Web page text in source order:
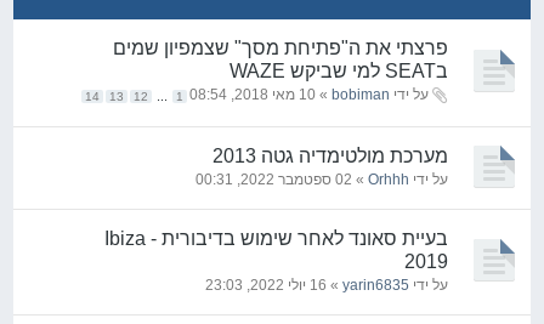
פרצתי את ה"פתיחת מסך" שצמפיון שמים
בSEAT למי שביקש WAZE
1
12
13
14 על ידי bobiman » 10 מאי 2018, 08:54
מערכת מולטימדיה גטה 2013
על ידי Orhhh » 02 ספטמבר 2022, 00:31
בעיית סאונד לאחר שימוש בדיבורית - Ibiza
2019
על ידי yarin6835 » 16 יולי 2022, 23:03